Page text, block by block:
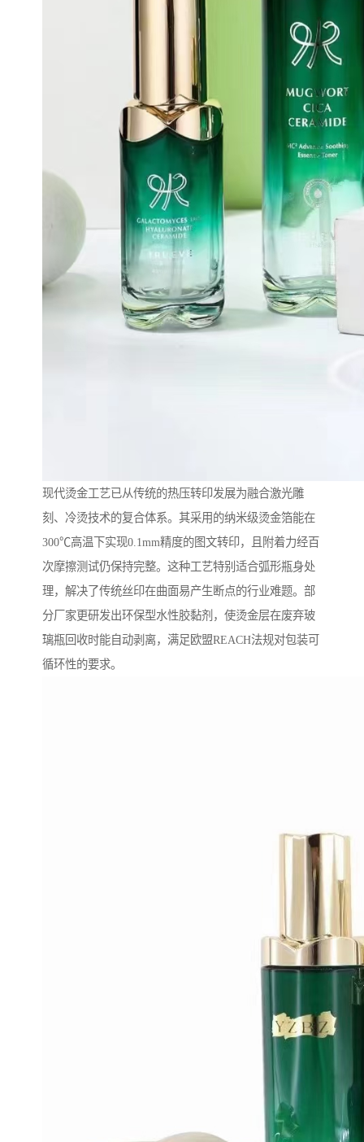
现代烫金工艺已从传统的热压转印发展为融合激光雕
刻、冷烫技术的复合体系。其采用的纳米级烫金箔能在
300℃高温下实现0.1mm精度的图文转印，且附着力经百
次摩擦测试仍保持完整。这种工艺特别适合弧形瓶身处
理，解决了传统丝印在曲面易产生断点的行业难题。部
分厂家更研发出环保型水性胶黏剂，使烫金层在废弃玻
璃瓶回收时能自动剥离，满足欧盟REACH法规对包装可
循环性的要求。